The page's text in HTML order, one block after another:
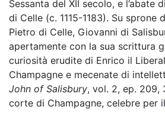
Sessanta del XII secolo, e l’abate
di Celle (c. 1115-1183). Su sprone
Pietro di Celle, Giovanni di
apertamente con la sua scrittura
curiosità erudite di Enrico il
Champagne e mecenate di
John of Salisbury, vol. 2, ep. 209,
corte di Champagne, celebre per